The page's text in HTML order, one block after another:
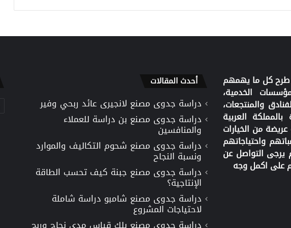
طرح كل ما يهمهم
الخدمية،
والمنتجعات،
العربية
من الخيارات
واحتياجاتهم
يرجى التواصل عن
على اكمل وجه
أحدث المقالات
دراسة جدوى مصنع لانجيرى عائد ربحي وفير
دراسة جدوى مصنع بن دراسة للعملاء
والمنافسين
دراسة جدوى مصنع شحوم التكاليف والموارد
ونسبة النجاح
دراسة جدوى مصنع جبنة كيف تحسب الطاقة
الإنتاجية؟
دراسة جدوى مصنع شامبو دراسة شاملة
لاحتياجات المشروع